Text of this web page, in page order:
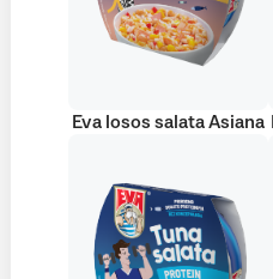
Eva losos salata Asiana